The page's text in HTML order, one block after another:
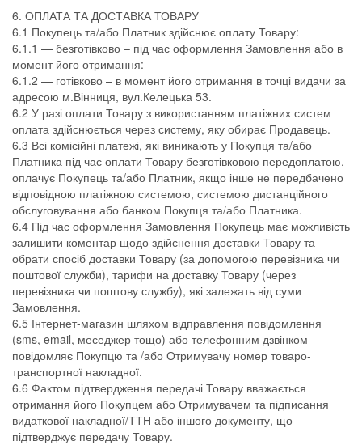
6. ОПЛАТА ТА ДОСТАВКА ТОВАРУ
6.1 Покупець та/або Платник здійснює оплату Товару:
6.1.1 — безготівково – під час оформлення Замовлення або в
момент його отримання:
6.1.2 — готівково – в момент його отримання в точці видачи за
адресою м.Вінниця, вул.Келецька 53.
6.2 У разі оплати Товару з використанням платіжних систем
оплата здійснюється через систему, яку обирає Продавець.
6.3 Всі комісійні платежі, які виникають у Покупця та/або
Платника під час оплати Товару безготівковою передоплатою,
оплачує Покупець та/або Платник, якщо інше не передбачено
відповідною платіжною системою, системою дистанційного
обслуговування або банком Покупця та/або Платника.
6.4 Під час оформлення Замовлення Покупець має можливість
залишити коментар щодо здійснення доставки Товару та
обрати спосіб доставки Товару (за допомогою перевізника чи
поштової служби), тарифи на доставку Товару (через
перевізника чи поштову службу), які залежать від суми
Замовлення.
6.5 Інтернет-магазин шляхом відправлення повідомлення
(sms, email, меседжер тощо) або телефонним дзвінком
повідомляє Покупцю та /або Отримувачу номер товаро-
транспортної накладної.
6.6 Фактом підтвердження передачі Товару вважається
отримання його Покупцем або Отримувачем та підписання
видаткової накладної/ТТН або іншого документу, що
підтверджує передачу Товару.